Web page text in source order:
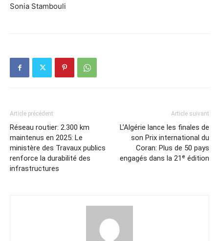
Sonia Stambouli
Article précédent
Réseau routier: 2.300 km
maintenus en 2025: Le
ministère des Travaux publics
renforce la durabilité des
infrastructures
Article suivant
L’Algérie lance les finales de
son Prix international du
Coran: Plus de 50 pays
engagés dans la 21ᵉ édition